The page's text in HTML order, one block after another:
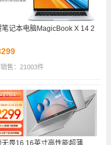
笔记本电脑MagicBook X 14 2
售：21003件
无畏16 16英寸高性能超薄